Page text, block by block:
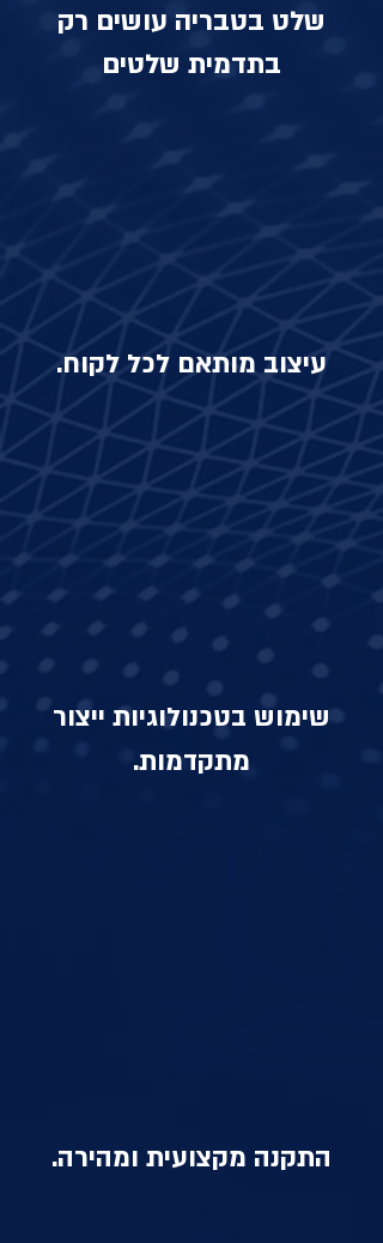
שלט בטבריה עושים רק
בתדמית שלטים
עיצוב מותאם לכל לקוח.
שימוש בטכנולוגיות ייצור
מתקדמות.
התקנה מקצועית ומהירה.